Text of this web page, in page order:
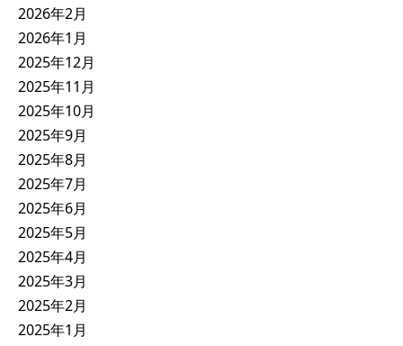
2026年2月
2026年1月
2025年12月
2025年11月
2025年10月
2025年9月
2025年8月
2025年7月
2025年6月
2025年5月
2025年4月
2025年3月
2025年2月
2025年1月